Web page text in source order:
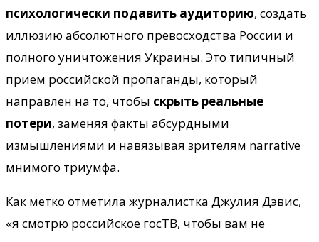
психологически подавить аудиторию, создать
иллюзию абсолютного превосходства России и
полного уничтожения Украины. Это типичный
прием российской пропаганды, который
направлен на то, чтобы скрыть реальные
потери, заменяя факты абсурдными
измышлениями и навязывая зрителям narrative
мнимого триумфа.
Как метко отметила журналистка Джулия Дэвис,
«я смотрю российское госТВ, чтобы вам не